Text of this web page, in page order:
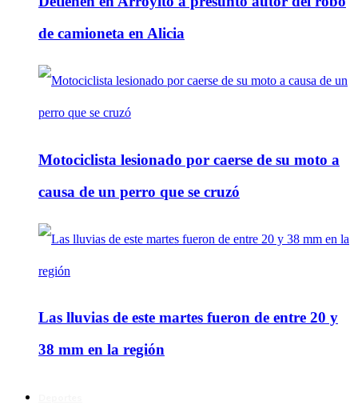
de camioneta en Alicia
Motociclista lesionado por caerse de su moto a
causa de un perro que se cruzó
Las lluvias de este martes fueron de entre 20 y
38 mm en la región